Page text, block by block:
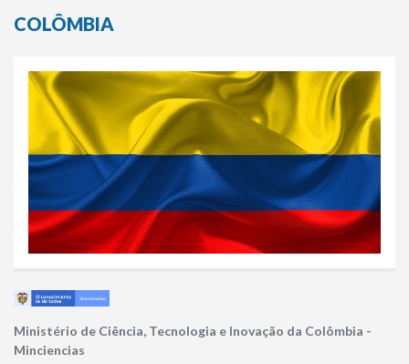
COLÔMBIA
Ministério de Ciência, Tecnologia e Inovação da Colômbia -
Minciencias